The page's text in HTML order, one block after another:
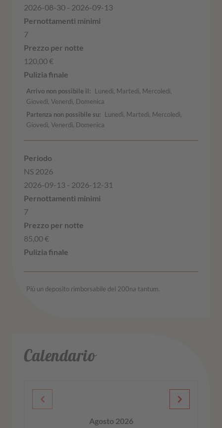
2026-08-30 - 2026-09-13
7
120,00 €
Arrivo non possibile il
Lunedì, Martedì, Mercoledì,
Giovedì, Venerdì, Domenica
Partenza non possibile su
Lunedì, Martedì, Mercoledì,
Giovedì, Venerdì, Domenica
NS 2026
2026-09-13 - 2026-12-31
7
85,00 €
Più un deposito rimborsabile del 200na tantum.
Calendario
Agosto 2026